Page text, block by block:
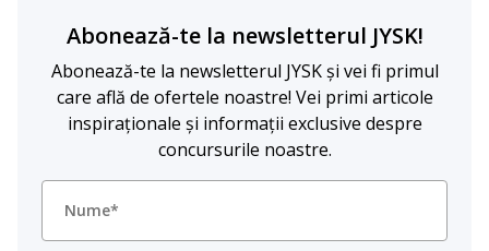
Abonează-te la newsletterul JYSK!
Abonează-te la newsletterul JYSK și vei fi primul
care află de ofertele noastre! Vei primi articole
inspiraționale și informații exclusive despre
concursurile noastre.